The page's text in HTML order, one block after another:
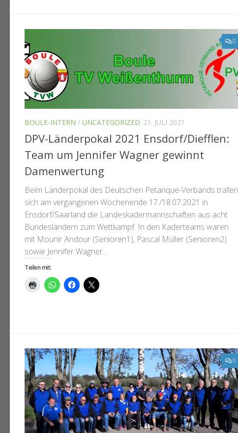
0
BOULE-INTERN / UNCATEGORIZED 21. JULI 2021
DPV-Länderpokal 2021 Ensdorf/Diefflen:
Team um Jennifer Wagner gewinnt
Damenwertung
Beim Länderpokal des Deutschen Petanque-Verbands trafen
sich am vergangenen Wochenende 17./18.07.2021 in
Ensdorf/Saarland die Landeskadermannschaften aus acht
Bundesländern zum Wettkampf. In den Kaderteams waren
mit Mounir Andour (Senioren1), Pascal Müller (Senioren2)
sowie Jennifer Wagner...
Teilen mit:
0